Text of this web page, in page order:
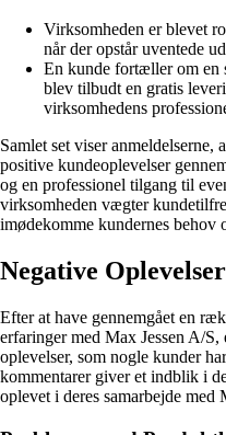
Virksomheden er blevet
når der opstår uventede
En kunde fortæller om
blev tilbudt en gratis
virksomhedens
Samlet set viser anmeldelserne,
positive kundeoplevelser
og en professionel tilgang til
virksomheden vægter
imødekomme kundernes behov
Negative
Efter at have gennemgået en
erfaringer med Max Jessen A/
oplevelser, som nogle kunder
kommentarer giver et indblik i
oplevet i deres samarbejde med